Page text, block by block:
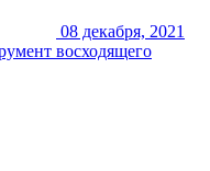
08 декабря, 2021
восходящего